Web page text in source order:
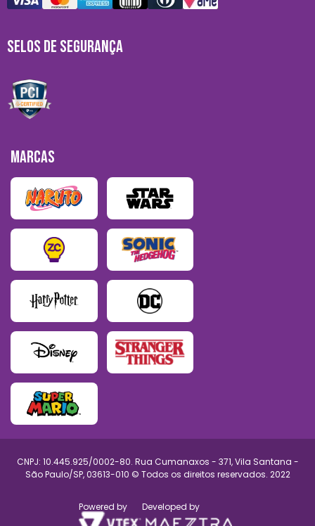
SELOS DE SEGURANÇA
MARCAS
CNPJ: 10.445.925/0002-80. Rua Cumanaxos - 371, Vila Santana -
São Paulo/SP, 03613-010 © Todos os direitos reservados. 2022
Powered by Developed by